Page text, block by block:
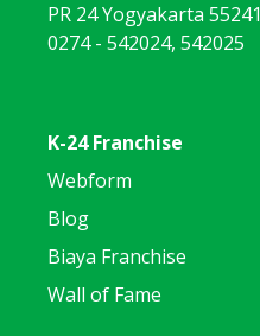
PR 24 Yogyakarta 55241
0274 - 542024, 542025
K-24 Franchise
Webform
Blog
Biaya Franchise
Wall of Fame